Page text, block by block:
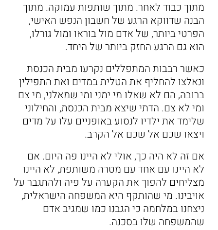
מתוך כבוד לאחר. מתוך שותפות עמוקה. מתוך
הבנה שדווקא הרגע של חשבון הנפש האישי,
הפרטי ביותר, של אדם מול בוראו ומול גורלו,
הוא גם הרגע החזק ביותר של היחד.
כאשר רבבות המתפללים נקרעו מבית הכנסת
ונאלצו להחליף את הטלית במדים ואת התפילין
ברובה, הם לא שאלו מי ימני ומי שמאלני, מי צם
ומי לא צם. הדתי שיצא מבית הכנסת, והחילוני
שלימד את ילדיו לנסוע באופניים עלו על מדים
ויצאו שכם אל שכם אל הקרב.
אם זה לא היה כך, אולי לא היינו פה היום. אם
לא היינו עם אחד עם מטרה משותפת, לא היינו
מצליחים להפוך את הקערה על פיה ולהתגבר על
אויבינו. מי שהותקף היא המשפחה הישראלית,
ניצחנו במלחמה כי הגבנו כמו שמגיב אדם
שהמשפחה שלו בסכנה.